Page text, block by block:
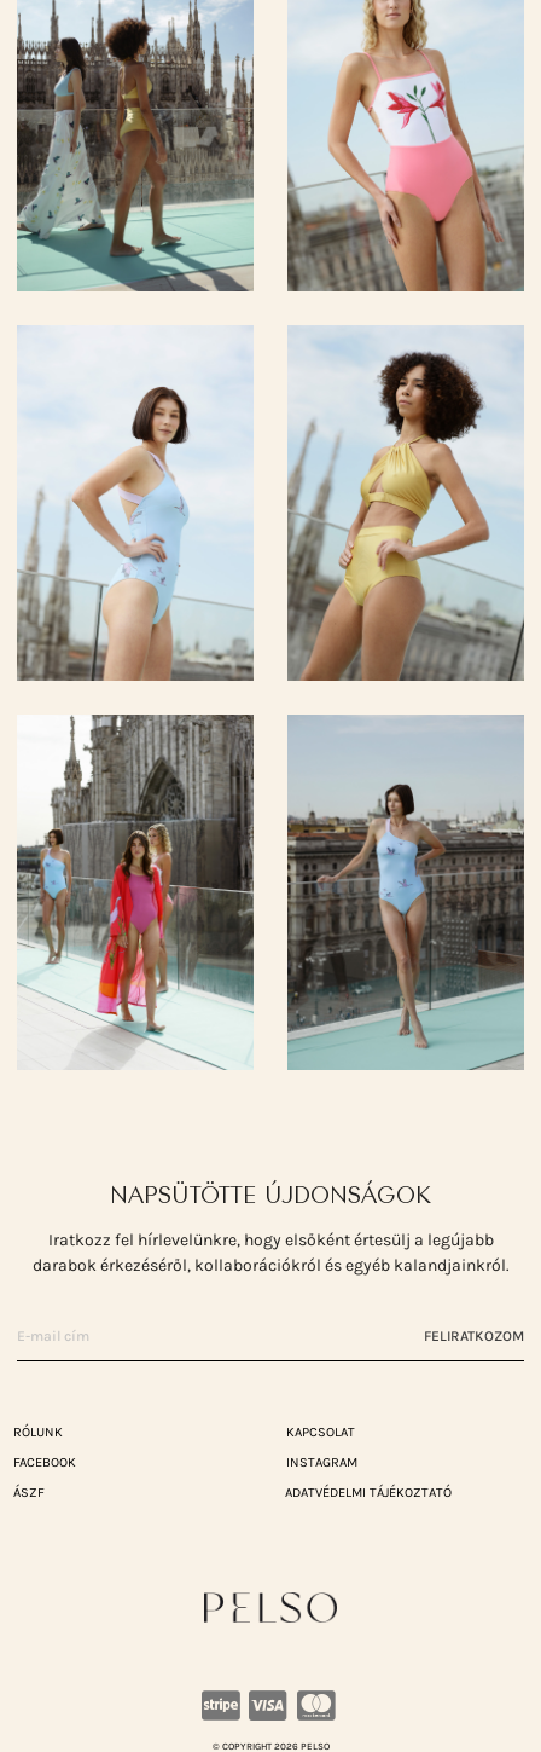
NAPSÜTÖTTE ÚJDONSÁGOK
Iratkozz fel hírlevelünkre, hogy elsőként értesülj a legújabb
darabok érkezéséről, kollaborációkról és egyéb kalandjainkról.
FELIRATKOZOM
RÓLUNK
KAPCSOLAT
FACEBOOK
INSTAGRAM
ÁSZF
ADATVÉDELMI TÁJÉKOZTATÓ
© COPYRIGHT 2026 PELSO